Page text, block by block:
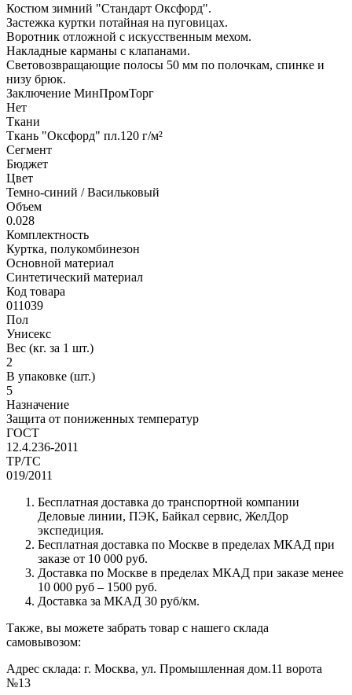
Костюм зимний "Стандарт Оксфорд".
Застежка куртки потайная на пуговицах.
Воротник отложной с искусственным мехом.
Накладные карманы с клапанами.
Световозвращающие полосы 50 мм по полочкам, спинке и
низу брюк.
Заключение МинПромТорг
Нет
Ткани
Ткань "Оксфорд" пл.120 г/м²
Сегмент
Бюджет
Цвет
Темно-синий / Васильковый
Объем
0.028
Комплектность
Куртка, полукомбинезон
Основной материал
Синтетический материал
Код товара
011039
Пол
Унисекс
Вес (кг. за 1 шт.)
2
В упаковке (шт.)
5
Назначение
Защита от пониженных температур
ГОСТ
12.4.236-2011
ТР/ТС
019/2011
Бесплатная доставка до транспортной компании
Деловые линии, ПЭК, Байкал сервис, ЖелДор
экспедиция.
Бесплатная доставка по Москве в пределах МКАД при
заказе от 10 000 руб.
Доставка по Москве в пределах МКАД при заказе менее
10 000 руб – 1500 руб.
Доставка за МКАД 30 руб/км.
Также, вы можете забрать товар с нашего склада
самовывозом:
Адрес склада: г. Москва, ул. Промышленная дом.11 ворота
№13